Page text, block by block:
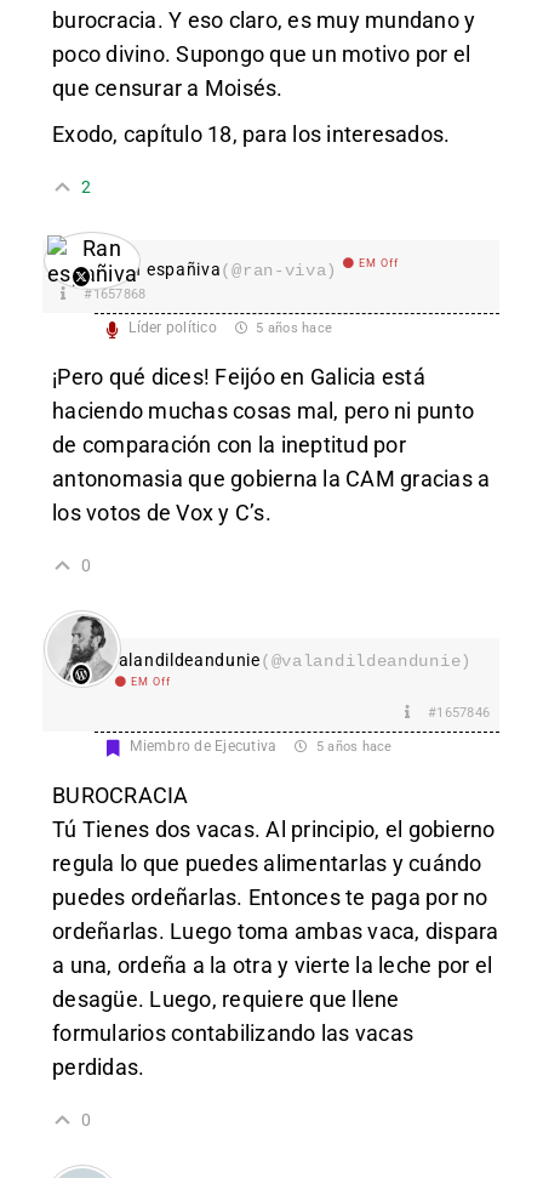
burocracia. Y eso claro, es muy mundano y
poco divino. Supongo que un motivo por el
que censurar a Moisés.
Exodo, capítulo 18, para los interesados.
2
Ran españiva(@ran-viva) EM Off
#1657868
Líder político 5 años hace
¡Pero qué dices! Feijóo en Galicia está
haciendo muchas cosas mal, pero ni punto
de comparación con la ineptitud por
antonomasia que gobierna la CAM gracias a
los votos de Vox y C’s.
0
valandildeandunie(@valandildeandunie)
EM Off
#1657846
Miembro de Ejecutiva 5 años hace
BUROCRACIA
Tú Tienes dos vacas. Al principio, el gobierno
regula lo que puedes alimentarlas y cuándo
puedes ordeñarlas. Entonces te paga por no
ordeñarlas. Luego toma ambas vaca, dispara
a una, ordeña a la otra y vierte la leche por el
desagüe. Luego, requiere que llene
formularios contabilizando las vacas
perdidas.
0